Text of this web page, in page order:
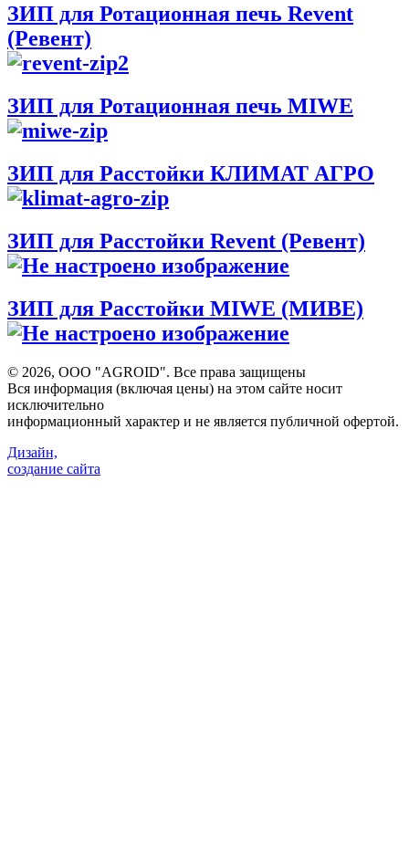
ЗИП для Ротационная печь Revent
(Ревент)
ЗИП для Ротационная печь MIWE
ЗИП для Расстойки КЛИМАТ АГРО
ЗИП для Расстойки Revent (Ревент)
ЗИП для Расстойки MIWE (МИВЕ)
© 2026, ООО "AGROID". Все права защищены
Вся информация (включая цены) на этом сайте носит
исключительно
информационный характер и не является публичной офертой.
Дизайн,
создание сайта